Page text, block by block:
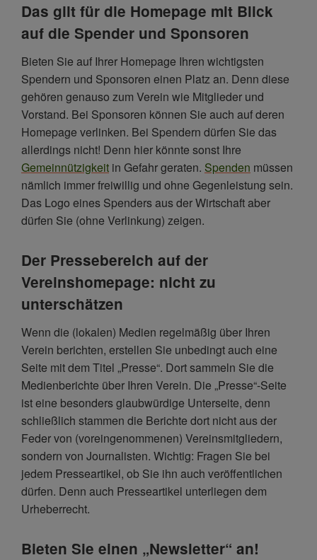
Das gilt für die Homepage mit Blick
auf die Spender und Sponsoren
Bieten Sie auf Ihrer Homepage Ihren wichtigsten
Spendern und Sponsoren einen Platz an. Denn diese
gehören genauso zum Verein wie Mitglieder und
Vorstand. Bei Sponsoren können Sie auch auf deren
Homepage verlinken. Bei Spendern dürfen Sie das
allerdings nicht! Denn hier könnte sonst Ihre
Gemeinnützigkeit in Gefahr geraten. Spenden müssen
nämlich immer freiwillig und ohne Gegenleistung sein.
Das Logo eines Spenders aus der Wirtschaft aber
dürfen Sie (ohne Verlinkung) zeigen.
Der Pressebereich auf der
Vereinshomepage: nicht zu
unterschätzen
Wenn die (lokalen) Medien regelmäßig über Ihren
Verein berichten, erstellen Sie unbedingt auch eine
Seite mit dem Titel „Presse“. Dort sammeln Sie die
Medienberichte über Ihren Verein. Die „Presse“-Seite
ist eine besonders glaubwürdige Unterseite, denn
schließlich stammen die Berichte dort nicht aus der
Feder von (voreingenommenen) Vereinsmitgliedern,
sondern von Journalisten. Wichtig: Fragen Sie bei
jedem Presseartikel, ob Sie ihn auch veröffentlichen
dürfen. Denn auch Presseartikel unterliegen dem
Urheberrecht.
Bieten Sie einen „Newsletter“ an!